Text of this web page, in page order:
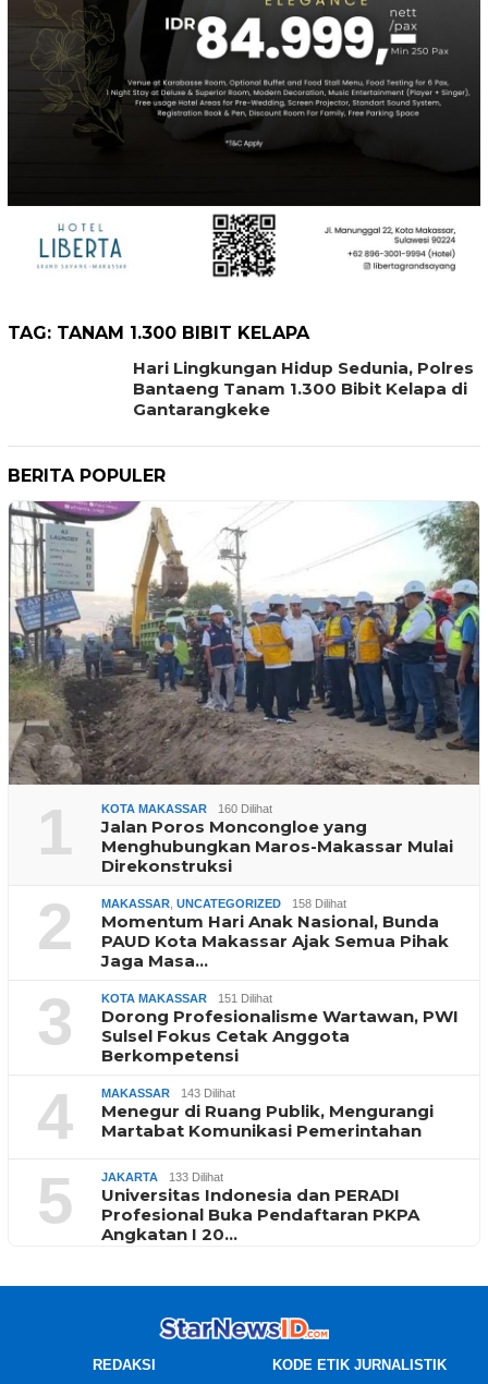
TAG: TANAM 1.300 BIBIT KELAPA
Hari Lingkungan Hidup Sedunia, Polres
Bantaeng Tanam 1.300 Bibit Kelapa di
Gantarangkeke
BERITA POPULER
1 KOTA MAKASSAR 160 Dilihat
Jalan Poros Moncongloe yang
Menghubungkan Maros-Makassar Mulai
Direkonstruksi
2 MAKASSAR UNCATEGORIZED 158 Dilihat
Momentum Hari Anak Nasional, Bunda
PAUD Kota Makassar Ajak Semua Pihak
Jaga Masa…
3 KOTA MAKASSAR 151 Dilihat
Dorong Profesionalisme Wartawan, PWI
Sulsel Fokus Cetak Anggota
Berkompetensi
4 MAKASSAR 143 Dilihat
Menegur di Ruang Publik, Mengurangi
Martabat Komunikasi Pemerintahan
5 JAKARTA 133 Dilihat
Universitas Indonesia dan PERADI
Profesional Buka Pendaftaran PKPA
Angkatan I 20…
REDAKSI KODE ETIK JURNALISTIK